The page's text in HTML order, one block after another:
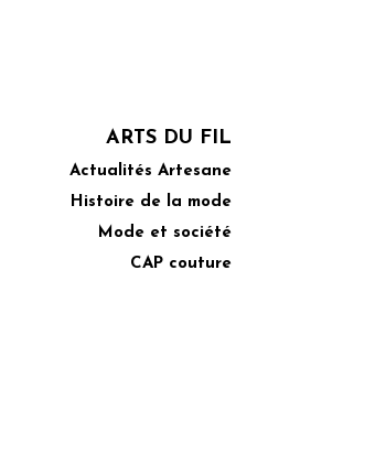
ARTS DU FIL
Actualités Artesane
Histoire de la mode
Mode et société
CAP couture